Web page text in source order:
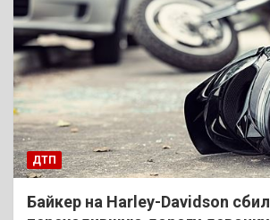
ДТП
Байкер на Harley-Davidson сбил